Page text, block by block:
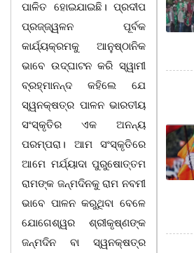
ପାଳିତ ହୋଇଯାଇଛି। ପ୍ରଦୀପ
ପ୍ରଜ୍ଜ୍ୱଳନ ପୂର୍ବକ
କାର୍ଯ୍ୟକ୍ରମକୁ ଆନୁଷ୍ଠାନିକ
ଭାବେ ଉଦ୍‌ଘାଟନ କରି ସ୍ୱାମୀ
ବ୍ରହ୍ମାନନ୍ଦ କହିଲେ ଯେ
ସ୍ୱନକ୍ଷତ୍ର ପାଳନ ଭାରତୀୟ
ସଂସ୍କୃତିର ଏକ ଅନନ୍ୟ
ପରମ୍ପରା। ଆମ ସଂସ୍କୃତିରେ
ଆମେ ମର୍ଯ୍ୟାଦା ପୁରୁଷୋତ୍ତମ
ରାମଙ୍କ ଜନ୍ମଦିନକୁ ରାମ ନବମୀ
ଭାବେ ପାଳନ କରୁଥିବା ବେଳେ
ଯୋଗେଶ୍ୱର ଶ୍ରୀକୃଷ୍ଣଙ୍କ
ଜନ୍ମଦିନ ବା ସ୍ୱନକ୍ଷତ୍ର